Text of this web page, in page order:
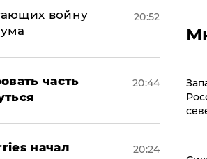
войну
20:52
часть
20:44
начал
20:24